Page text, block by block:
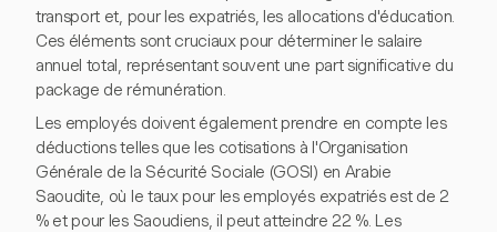
transport et, pour les expatriés, les allocations d'éducation.
Ces éléments sont cruciaux pour déterminer le salaire
annuel total, représentant souvent une part significative du
package de rémunération.
Les employés doivent également prendre en compte les
déductions telles que les cotisations à l'Organisation
Générale de la Sécurité Sociale (GOSI) en Arabie
Saoudite, où le taux pour les employés expatriés est de 2
% et pour les Saoudiens, il peut atteindre 22 %. Les